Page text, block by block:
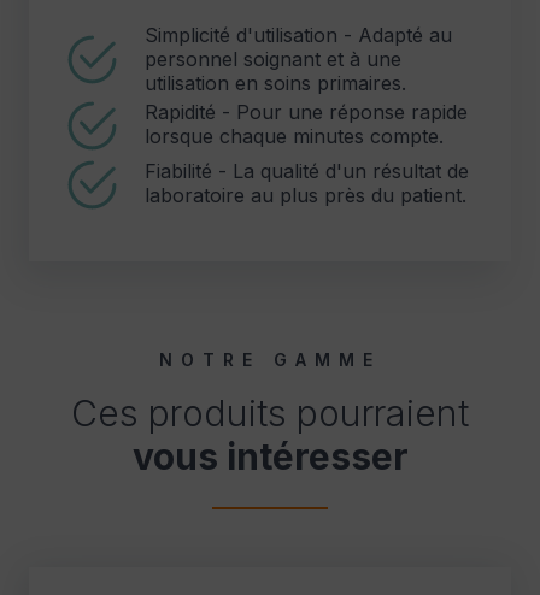
Simplicité d'utilisation - Adapté au
personnel soignant et à une
utilisation en soins primaires.
Rapidité - Pour une réponse rapide
lorsque chaque minutes compte.
Fiabilité - La qualité d'un résultat de
laboratoire au plus près du patient.
NOTRE GAMME
Ces produits pourraient
vous intéresser